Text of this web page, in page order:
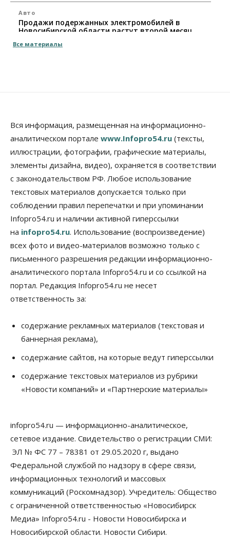
Авто
Продажи подержанных электромобилей в
Новосибирской области растут второй месяц
08 Августа 2026, 13:00
Бизнес
Союз продавцов маркетплейсов
обратился в правительство РФ из-за атак на WB
08 Августа 2026, 10:00
Общество
Новосибирцы будут получать квитанции за ЖКУ
по-новому
08 Августа 2026, 09:00
Бизнес
В Новосибирской области резко
сократился грузооборот в автоперевозках
07 Августа 2026, 19:00
Общество
В Новосибирске прошёл митинг
против нового закона о памятниках
07 Августа 2026, 18:00
Бизнес
В аэропорту Толмачёво завершены работы по
бетонированию рулежных дорожек
Бизнес Недвижимость Общество
Новосибирцы стали реже оформлять
дома по упрощенной схеме
Власть Общество Право&Порядок
Роспотребнадзор изъял почти полторы тонны
мяса в Новосибирской области
07 Августа 2026, 15:00
Расходы новосибирцев на спорт выросли на 40%
за полгода
07 Августа 2026, 14:35
Сибирские аграрии увеличивают посевы горчицы
Все материалы
Вся информация, размещенная на информационно-
аналитическом портале www.Infopro54.ru (тексты,
иллюстрации, фотографии, графические материалы,
элементы дизайна, видео), охраняется в соответствии
с законодательством РФ. Любое использование
текстовых материалов допускается только при
соблюдении правил перепечатки и при упоминании
Infopro54.ru и наличии активной гиперссылки
на infopro54.ru. Использование (воспроизведение)
всех фото и видео-материалов возможно только с
письменного разрешения редакции информационно-
аналитического портала Infopro54.ru и со ссылкой на
портал. Редакция Infopro54.ru не несет
ответственность за:
содержание рекламных материалов (текстовая и
баннерная реклама),
содержание сайтов, на которые ведут гиперссылки
содержание текстовых материалов из рубрики
«Новости компаний» и «Партнерские материалы»
infopro54.ru — информационно-аналитическое,
сетевое издание. Свидетельство о регистрации СМИ:
ЭЛ № ФС 77 – 78381 от 29.05.2020 г, выдано
Федеральной службой по надзору в сфере связи,
информационных технологий и массовых
коммуникаций (Роскомнадзор). Учредитель: Общество
с ограниченной ответственностью «Новосибирск
Медиа» Infopro54.ru - Новости Новосибирска и
Новосибирской области. Новости Сибири.